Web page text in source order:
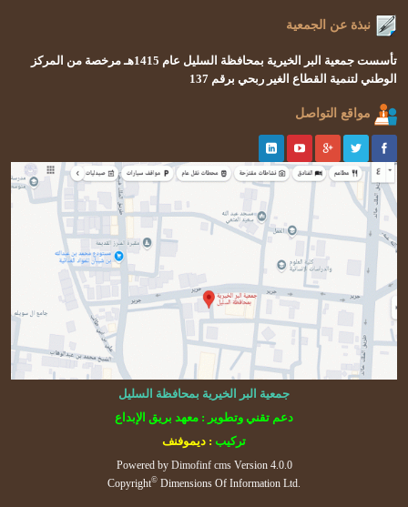
نبذة عن الجمعية
تأسست جمعية البر الخيرية بمحافظة السليل عام 1415هـ
مرخصة من المركز
الوطني لتنمية القطاع الغير ربحي برقم 137
مواقع التواصل
جمعية البر الخيرية بمحافظة السليل
دعم تقني وتطوير : معهد بريق الإبداع
تركيب : ديموفنف
Powered by Dimofinf cmsVersion 4.0.0
Copyright© Dimensions Of Information Ltd.